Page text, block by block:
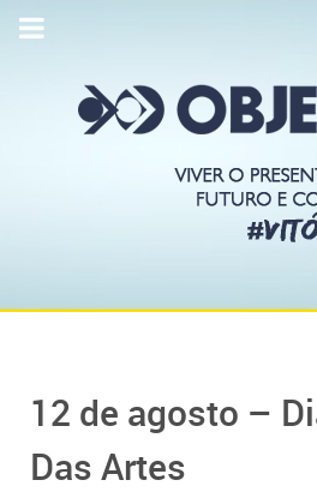
12 de agosto –
Das Artes